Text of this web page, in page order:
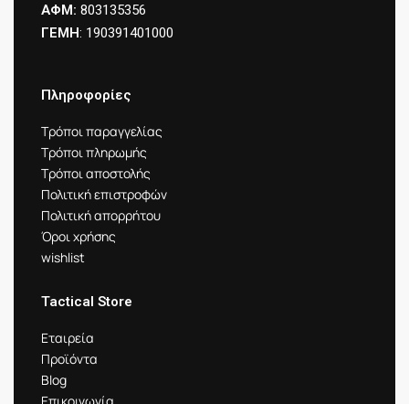
ΑΦΜ: 803135356
ΓΕΜΗ: 190391401000
Πληροφορίες
Τρόποι παραγγελίας
Τρόποι πληρωμής
Τρόποι αποστολής
Πολιτική επιστροφών
Πολιτική απορρήτου
Όροι χρήσης
wishlist
Tactical Store
Εταιρεία
Προϊόντα
Blog